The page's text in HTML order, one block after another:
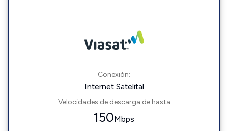
Conexión:
Internet Satelital
Velocidades de descarga de hasta
150Mbps